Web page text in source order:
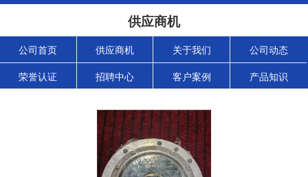
供应商机
公司首页 供应商机 关于我们 公司动态
荣誉认证 招聘中心 客户案例 产品知识